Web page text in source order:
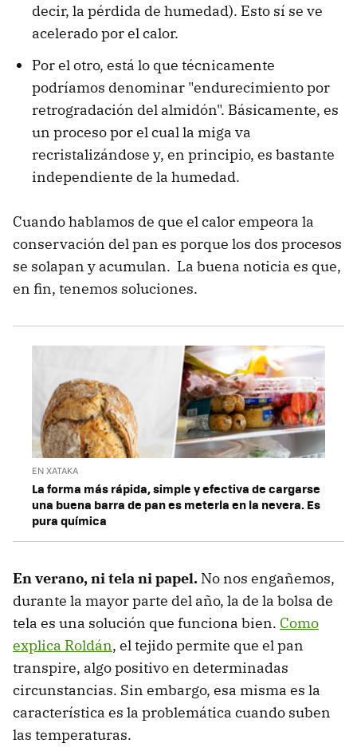
decir, la pérdida de humedad). Esto sí se ve
acelerado por el calor.
Por el otro, está lo que técnicamente
podríamos denominar "endurecimiento por
retrogradación del almidón". Básicamente, es
un proceso por el cual la miga va
recristalizándose y, en principio, es bastante
independiente de la humedad.
Cuando hablamos de que el calor empeora la
conservación del pan es porque los dos procesos
se solapan y acumulan. La buena noticia es que,
en fin, tenemos soluciones.
EN XATAKA
La forma más rápida, simple y efectiva de cargarse
una buena barra de pan es meterla en la nevera. Es
pura química
En verano, ni tela ni papel. No nos engañemos,
durante la mayor parte del año, la de la bolsa de
tela es una solución que funciona bien. Como
explica Roldán, el tejido permite que el pan
transpire, algo positivo en determinadas
circunstancias. Sin embargo, esa misma es la
característica es la problemática cuando suben
las temperaturas.